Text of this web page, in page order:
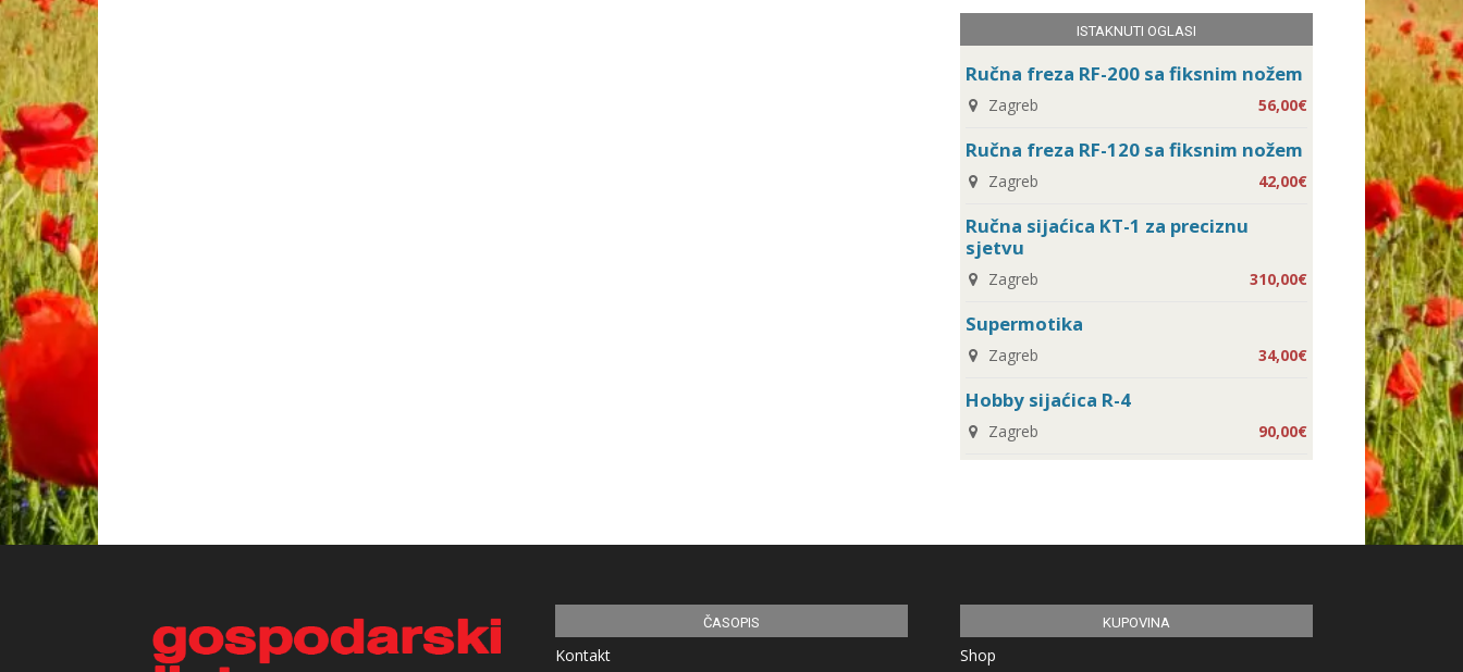
ISTAKNUTI OGLASI
Ručna freza RF-200 sa fiksnim nožem
Zagreb 56,00€
Ručna freza RF-120 sa fiksnim nožem
Zagreb 42,00€
Ručna sijaćica KT-1 za preciznu
sjetvu
Zagreb 310,00€
Supermotika
Zagreb 34,00€
Hobby sijaćica R-4
Zagreb 90,00€
ČASOPIS
Kontakt
KUPOVINA
Shop